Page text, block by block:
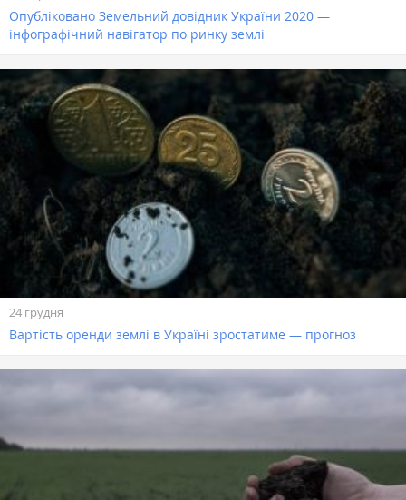
Опубліковано Земельний довідник України 2020 —
інфографічний навігатор по ринку землі
24 грудня
Вартість оренди землі в Україні зростатиме — прогноз